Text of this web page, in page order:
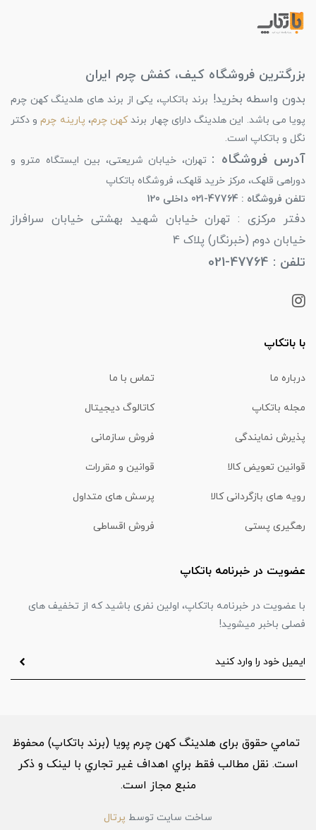
بزرگترین فروشگاه کیف، کفش چرم ایران
بدون واسطه بخرید! برند باتکاپ، یکی از برند های هلدینگ کهن چرم
پویا می باشد. این هلدینگ دارای چهار برندکهن چرم، پارینه چرمو دکتر
نگل و باتکاپ است.
آدرس فروشگاه : تهران، خیابان شریعتی، بین ایستگاه مترو و
دوراهی قلهک، مرکز خرید قلهک، فروشگاه باتکاپ
تلفن فروشگاه : 47764-021 داخلی 120
دفتر مرکزی : تهران خیابان شهید بهشتی خیابان سرافراز
خیابان دوم (خبرنگار) پلاک 4
تلفن : 47764-021
با باتکاپ
درباره ما تماس با ما
مجله باتکاپ کاتالوگ دیجیتال
پذیرش نمایندگی فروش سازمانی
قوانین تعویض کالا قوانین و مقررات
رویه های بازگردانی کالا پرسش های متداول
رهگیری پستی فروش اقساطی
عضویت در خبرنامه باتکاپ
با عضویت در خبرنامه باتکاپ، اولین نفری باشید که از تخفیف های
فصلی باخبر میشوید!
تمامي حقوق برای هلدینگ کهن چرم پویا (برند باتکاپ) محفوظ
است. نقل مطالب فقط براي اهداف غير تجاري با لینک و ذکر
منبع مجاز است.
ساخت سایت توسط پرتال